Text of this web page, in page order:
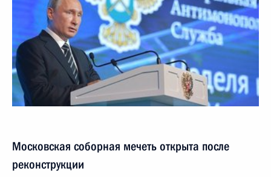
Московская соборная мечеть открыта после
реконструкции